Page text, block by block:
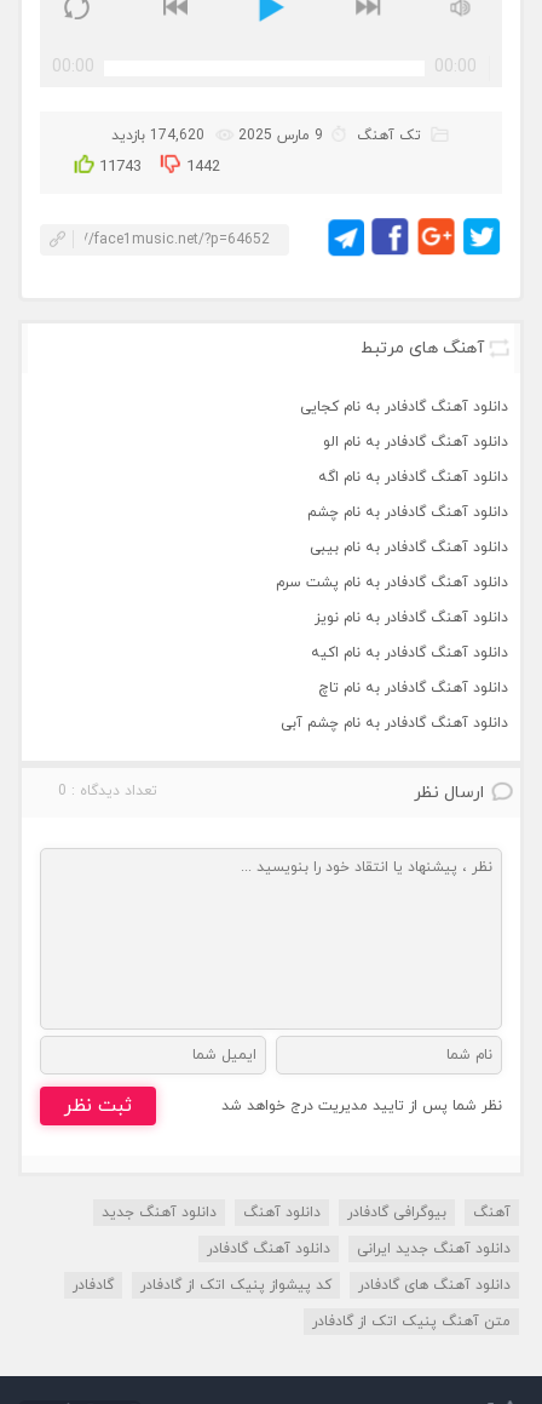
00:00
00:00
تک آهنگ 9 مارس 2025 174,620 بازدید
11743 1442
آهنگ های مرتبط
دانلود آهنگ گادفادر به نام کجایی
دانلود آهنگ گادفادر به نام الو
دانلود آهنگ گادفادر به نام اگه
دانلود آهنگ گادفادر به نام چشم
دانلود آهنگ گادفادر به نام بیبی
دانلود آهنگ گادفادر به نام پشت سرم
دانلود آهنگ گادفادر به نام نویز
دانلود آهنگ گادفادر به نام اکیه
دانلود آهنگ گادفادر به نام تاچ
دانلود آهنگ گادفادر به نام چشم آبی
ارسال نظر تعداد دیدگاه : 0
نظر شما پس از تایید مدیریت درج خواهد شد ثبت نظر
آهنگ بیوگرافی گادفادر دانلود آهنگ
دانلود آهنگ جدید
دانلود آهنگ جدید ایرانی
دانلود آهنگ گادفادر
دانلود آهنگ های گادفادر
کد پیشواز پنیک اتک از گادفادر
گادفادر
متن آهنگ پنیک اتک از گادفادر